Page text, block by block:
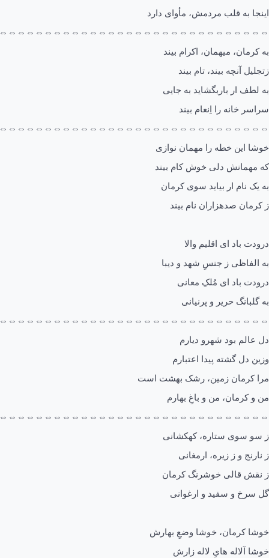
اینجا به قلب مردمش، مأوای دارد
به کرمان، میهمان، اکرام بیند
زتجلیل آنچه بیند، تام بیند
به لطف ار باربگشاید به جایی
سراسر خانه را اِنعام بیند
خوشا این خطه را مهمان نوازی
که مهمانش دلی خوش کام بیند
به یک نام ار بیاید سوی کرمان
ز کرمان صدهزاران نام بیند
درودت باد ای اقلیم والا
به الفاظی ز جنسِ شهد و دیبا
درودت باد ای مُلکِ معانی
به گلبانگ حریر و پرنیانی
دل عالم بود شهرو دیارم
وزین دل گشته پیدا اعتبارم
مرا کرمان زمین، رشک بهشت است
من و کرمان، من و باغِ بهارم
ز سو سوی ستاره، کهکشانی
ز نارنج و ز زیره، ارمغانی
ز نقش قالی خوشرنگ کرمان
گل سرخ و سفید و ارغوانی
خوشا کرمان، خوشا وضعِ بهارش
خوشا آلاله هایِ لاله زارش